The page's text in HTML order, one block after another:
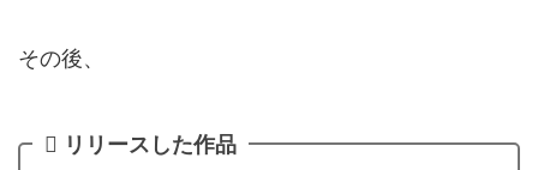
その後、
リリースした作品